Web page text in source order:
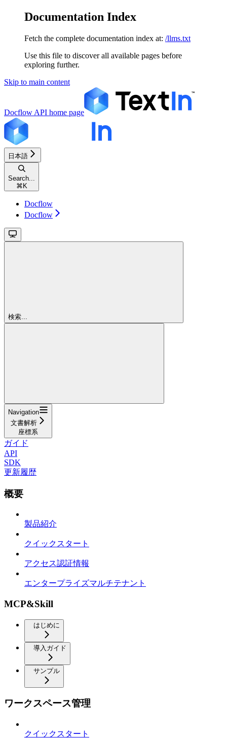
Documentation Index
Fetch the complete documentation index at: /llms.txt
Use this file to discover all available pages before
exploring further.
Skip to main content
Docflow API home page
日本語
Search...
⌘ K
Docflow
Docflow
検索...
Navigation
文書解析
座標系
ガイド
API
SDK
更新履歴
概要
製品紹介
クイックスタート
アクセス認証情報
エンタープライズマルチテナント
MCP&Skill
はじめに
導入ガイド
サンプル
ワークスペース管理
クイックスタート